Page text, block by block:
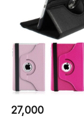
27,000